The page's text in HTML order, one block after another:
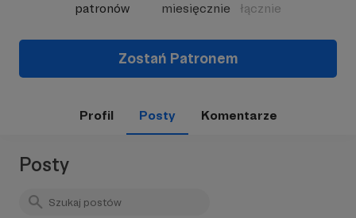
patronów
miesięcznie
łącznie
Zostań Patronem
Profil Posty Komentarze
Posty